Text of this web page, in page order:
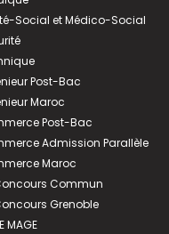
Social et Médico-Social
Post-Bac
Maroc
Post-Bac
Admission Parallèle
Maroc
Commun
Grenoble
MAGE